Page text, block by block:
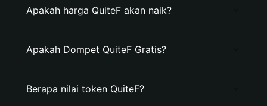
Apakah harga QuiteF akan naik?
Apakah Dompet QuiteF Gratis?
Berapa nilai token QuiteF?